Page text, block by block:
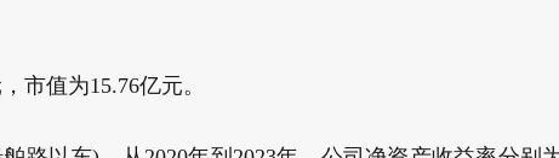
市值为15.76亿元。